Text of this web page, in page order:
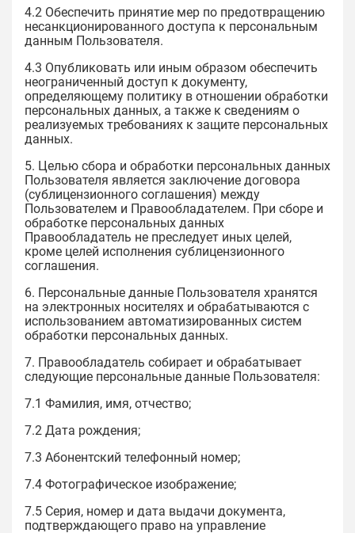
4.2 Обеспечить принятие мер по предотвращению
несанкционированного доступа к персональным
данным Пользователя.
4.3 Опубликовать или иным образом обеспечить
неограниченный доступ к документу,
определяющему политику в отношении обработки
персональных данных, а также к сведениям о
реализуемых требованиях к защите персональных
данных.
5. Целью сбора и обработки персональных данных
Пользователя является заключение договора
(сублицензионного соглашения) между
Пользователем и Правообладателем. При сборе и
обработке персональных данных
Правообладатель не преследует иных целей,
кроме целей исполнения сублицензионного
соглашения.
6. Персональные данные Пользователя хранятся
на электронных носителях и обрабатываются с
использованием автоматизированных систем
обработки персональных данных.
7. Правообладатель собирает и обрабатывает
следующие персональные данные Пользователя:
7.1 Фамилия, имя, отчество;
7.2 Дата рождения;
7.3 Абонентский телефонный номер;
7.4 Фотографическое изображение;
7.5 Серия, номер и дата выдачи документа,
подтверждающего право на управление